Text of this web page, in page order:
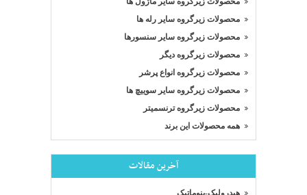
محصولات زیرگروه سایر رله ها
محصولات زیرگروه سایر سنسورها
محصولات زیرگروه دیگر
محصولات زیرگروه انواع پرشر
محصولات زیرگروه سایر سوییچ ها
محصولات زیرگروه ترنسمیتر
همه محصولات این برند
آخرین مقالات
هیدرولیک-پنوماتیک